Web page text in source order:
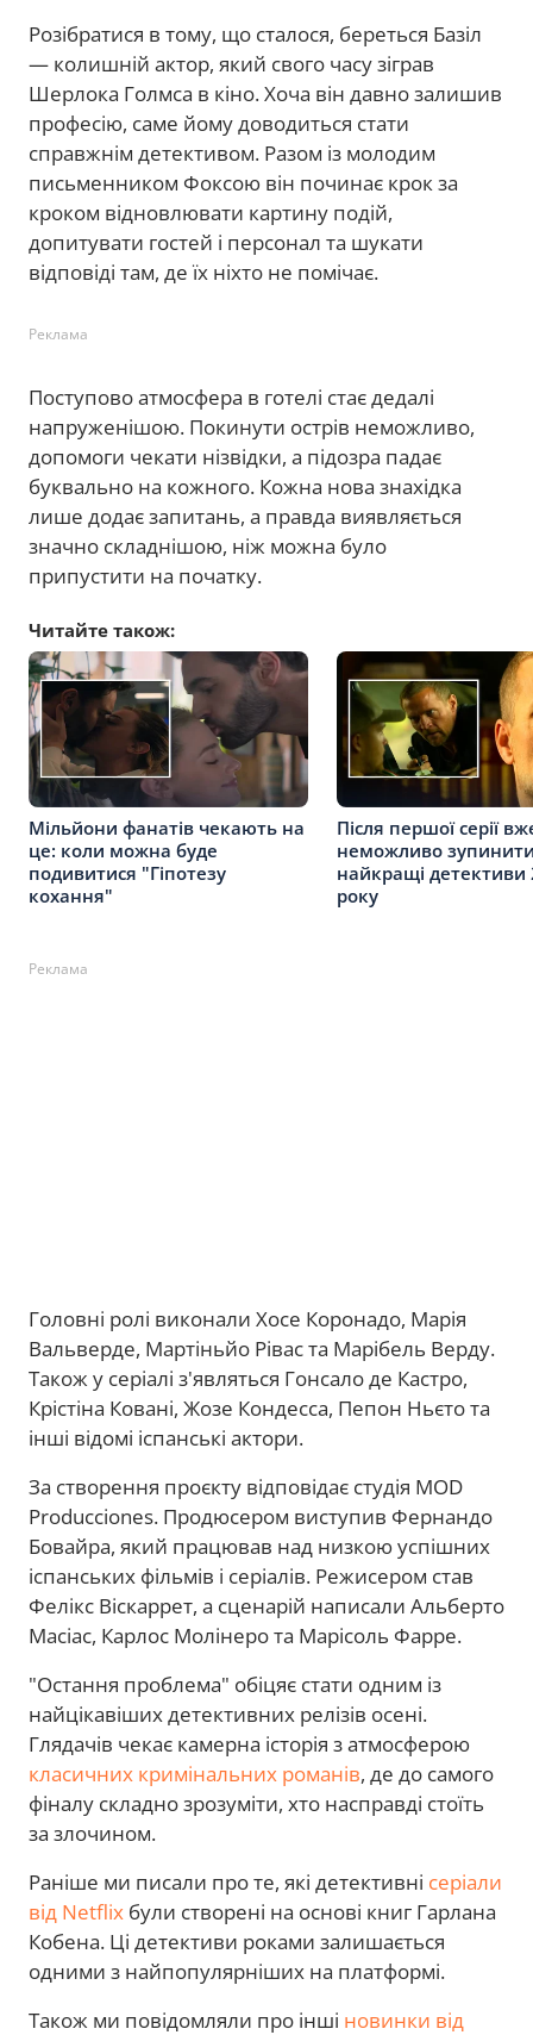
Розібратися в тому, що сталося, береться Базіл
— колишній актор, який свого часу зіграв
Шерлока Голмса в кіно. Хоча він давно залишив
професію, саме йому доводиться стати
справжнім детективом. Разом із молодим
письменником Фоксою він починає крок за
кроком відновлювати картину подій,
допитувати гостей і персонал та шукати
відповіді там, де їх ніхто не помічає.
Реклама
Поступово атмосфера в готелі стає дедалі
напруженішою. Покинути острів неможливо,
допомоги чекати нізвідки, а підозра падає
буквально на кожного. Кожна нова знахідка
лише додає запитань, а правда виявляється
значно складнішою, ніж можна було
припустити на початку.
Читайте також:
Мільйони фанатів чекають на
це: коли можна буде
подивитися "Гіпотезу
кохання"
Після першої серії
неможливо
найкращі детективи
року
Реклама
Головні ролі виконали Хосе Коронадо, Марія
Вальверде, Мартіньйо Рівас та Марібель Верду.
Також у серіалі з'являться Гонсало де Кастро,
Крістіна Ковані, Жозе Кондесса, Пепон Ньєто та
інші відомі іспанські актори.
За створення проєкту відповідає студія MOD
Producciones. Продюсером виступив Фернандо
Бовайра, який працював над низкою успішних
іспанських фільмів і серіалів. Режисером став
Фелікс Віскаррет, а сценарій написали Альберто
Масіас, Карлос Молінеро та Марісоль Фарре.
"Остання проблема" обіцяє стати одним із
найцікавіших детективних релізів осені.
Глядачів чекає камерна історія з атмосферою
класичних кримінальних романів, де до самого
фіналу складно зрозуміти, хто насправді стоїть
за злочином.
Раніше ми писали про те, які детективні серіали
від Netflix були створені на основі книг Гарлана
Кобена. Ці детективи роками залишається
одними з найпопулярніших на платформі.
Також ми повідомляли про інші новинки від